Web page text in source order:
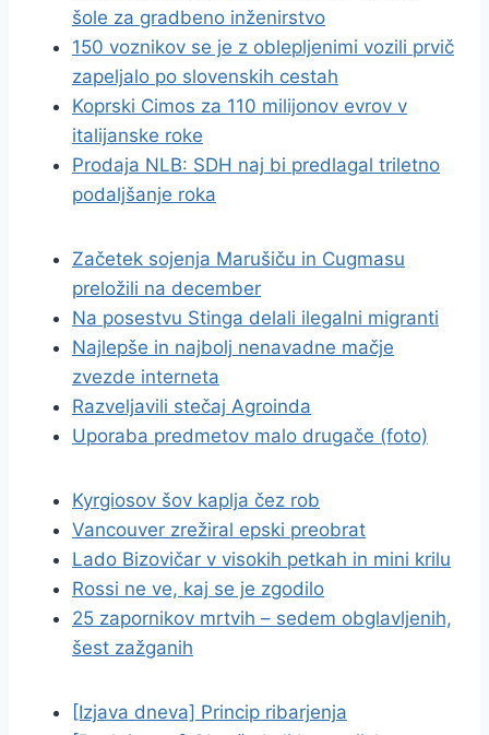
šole za gradbeno inženirstvo
150 voznikov se je z oblepljenimi vozili prvič
zapeljalo po slovenskih cestah
Koprski Cimos za 110 milijonov evrov v
italijanske roke
Prodaja NLB: SDH naj bi predlagal triletno
podaljšanje roka
Začetek sojenja Marušiču in Cugmasu
preložili na december
Na posestvu Stinga delali ilegalni migranti
Najlepše in najbolj nenavadne mačje
zvezde interneta
Razveljavili stečaj Agroinda
Uporaba predmetov malo drugače (foto)
Kyrgiosov šov kaplja čez rob
Vancouver zrežiral epski preobrat
Lado Bizovičar v visokih petkah in mini krilu
Rossi ne ve, kaj se je zgodilo
25 zapornikov mrtvih – sedem obglavljenih,
šest zažganih
[Izjava dneva] Princip ribarjenja